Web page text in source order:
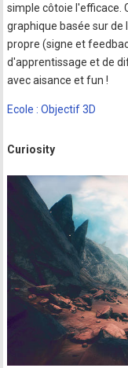
simple côtoie l'efficace.
graphique basée sur
propre (signe et
d'apprentissage et de
avec aisance et fun !
Ecole : Objectif 3D
Curiosity